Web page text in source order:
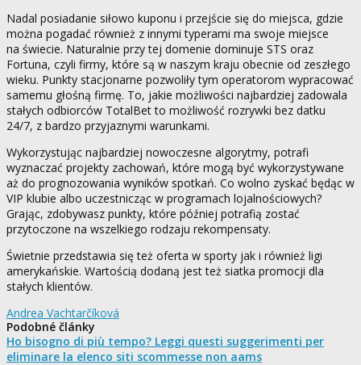
Nadal posiadanie siłowo kuponu i przejście się do miejsca, gdzie
można pogadać również z innymi typerami ma swoje miejsce
na świecie. Naturalnie przy tej domenie dominuje STS oraz
Fortuna, czyli firmy, które są w naszym kraju obecnie od zeszłego
wieku. Punkty stacjonarne pozwoliły tym operatorom wypracować
samemu głośną firmę. To, jakie możliwości najbardziej zadowala
stałych odbiorców TotalBet to możliwość rozrywki bez datku
24/7, z bardzo przyjaznymi warunkami.
Wykorzystując najbardziej nowoczesne algorytmy, potrafi
wyznaczać projekty zachowań, które mogą być wykorzystywane
aż do prognozowania wyników spotkań. Co wolno zyskać będąc w
VIP klubie albo uczestnicząc w programach lojalnościowych?
Grając, zdobywasz punkty, które później potrafią zostać
przytoczone na wszelkiego rodzaju rekompensaty.
Świetnie przedstawia się też oferta w sporty jak i również ligi
amerykańskie. Wartością dodaną jest też siatka promocji dla
stałych klientów.
Andrea Vachtarčíková
Podobné články
Ho bisogno di più tempo? Leggi questi suggerimenti per
eliminare la elenco siti scommesse non aams